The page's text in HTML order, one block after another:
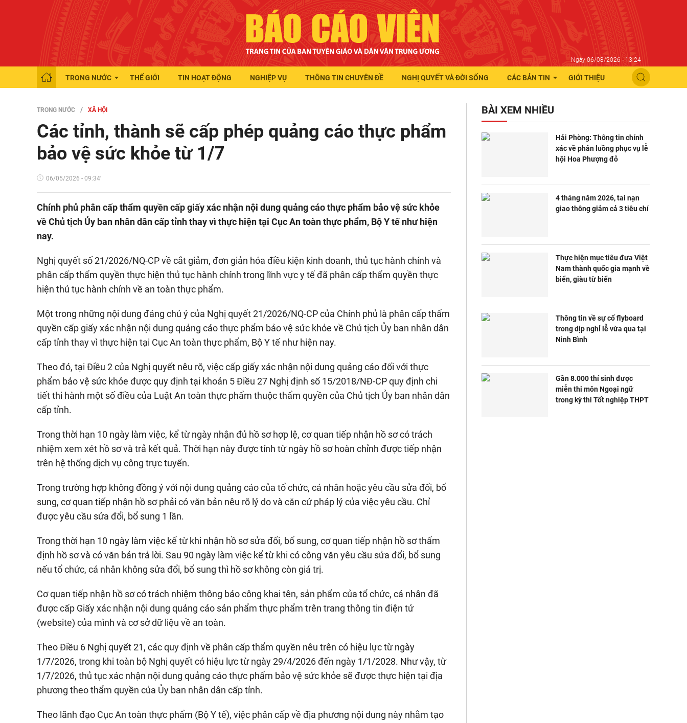
Ngày 06/08/2026 - 13:24
TRONG NƯỚC THẾ GIỚI TIN HOẠT ĐỘNG NGHIỆP VỤ THÔNG TIN CHUYÊN ĐỀ NGHỊ QUYẾT VÀ ĐỜI SỐNG CÁC BẢN TIN GIỚI THIỆU
TRONG NƯỚC XÃ HỘI
Các tỉnh, thành sẽ cấp phép quảng cáo thực phẩm
bảo vệ sức khỏe từ 1/7
06/05/2026 - 09:34'
Chính phủ phân cấp thẩm quyền cấp giấy xác nhận nội dung quảng cáo thực phẩm bảo vệ sức khỏe
về Chủ tịch Ủy ban nhân dân cấp tỉnh thay vì thực hiện tại Cục An toàn thực phẩm, Bộ Y tế như hiện
nay.
Nghị quyết số 21/2026/NQ-CP về cắt giảm, đơn giản hóa điều kiện kinh doanh, thủ tục hành chính và
phân cấp thẩm quyền thực hiện thủ tục hành chính trong lĩnh vực y tế đã phân cấp thẩm quyền thực
hiện thủ tục hành chính về an toàn thực phẩm.
Một trong những nội dung đáng chú ý của Nghị quyết 21/2026/NQ-CP của Chính phủ là phân cấp thẩm
quyền cấp giấy xác nhận nội dung quảng cáo thực phẩm bảo vệ sức khỏe về Chủ tịch Ủy ban nhân dân
cấp tỉnh thay vì thực hiện tại Cục An toàn thực phẩm, Bộ Y tế như hiện nay.
Theo đó, tại Điều 2 của Nghị quyết nêu rõ, việc cấp giấy xác nhận nội dung quảng cáo đối với thực
phẩm bảo vệ sức khỏe được quy định tại khoản 5 Điều 27 Nghị định số 15/2018/NĐ-CP quy định chi
tiết thi hành một số điều của Luật An toàn thực phẩm thuộc thẩm quyền của Chủ tịch Ủy ban nhân dân
cấp tỉnh.
Trong thời hạn 10 ngày làm việc, kể từ ngày nhận đủ hồ sơ hợp lệ, cơ quan tiếp nhận hồ sơ có trách
nhiệm xem xét hồ sơ và trả kết quả. Thời hạn này được tính từ ngày hồ sơ hoàn chỉnh được tiếp nhận
trên hệ thống dịch vụ công trực tuyến.
Trong trường hợp không đồng ý với nội dung quảng cáo của tổ chức, cá nhân hoặc yêu cầu sửa đổi, bổ
sung, cơ quan tiếp nhận hồ sơ phải có văn bản nêu rõ lý do và căn cứ pháp lý của việc yêu cầu. Chỉ
được yêu cầu sửa đổi, bổ sung 1 lần.
Trong thời hạn 10 ngày làm việc kể từ khi nhận hồ sơ sửa đổi, bổ sung, cơ quan tiếp nhận hồ sơ thẩm
định hồ sơ và có văn bản trả lời. Sau 90 ngày làm việc kể từ khi có công văn yêu cầu sửa đổi, bổ sung
nếu tổ chức, cá nhân không sửa đổi, bổ sung thì hồ sơ không còn giá trị.
Cơ quan tiếp nhận hồ sơ có trách nhiệm thông báo công khai tên, sản phẩm của tổ chức, cá nhân đã
được cấp Giấy xác nhận nội dung quảng cáo sản phẩm thực phẩm trên trang thông tin điện tử
(website) của mình và cơ sở dữ liệu về an toàn.
Theo Điều 6 Nghị quyết 21, các quy định về phân cấp thẩm quyền nêu trên có hiệu lực từ ngày
1/7/2026, trong khi toàn bộ Nghị quyết có hiệu lực từ ngày 29/4/2026 đến ngày 1/1/2028. Như vậy, từ
1/7/2026, thủ tục xác nhận nội dung quảng cáo thực phẩm bảo vệ sức khỏe sẽ được thực hiện tại địa
phương theo thẩm quyền của Ủy ban nhân dân cấp tỉnh.
Theo lãnh đạo Cục An toàn thực phẩm (Bộ Y tế), việc phân cấp về địa phương nội dung này nhằm tạo
BÀI XEM NHIỀU
Hải Phòng: Thông tin chính
xác về phân luồng phục vụ lễ
hội Hoa Phượng đỏ
4 tháng năm 2026, tai nạn
giao thông giảm cả 3 tiêu chí
Thực hiện mục tiêu đưa Việt
Nam thành quốc gia mạnh về
biển, giàu từ biển
Thông tin về sự cố flyboard
trong dịp nghỉ lễ vừa qua tại
Ninh Bình
Gần 8.000 thí sinh được
miễn thi môn Ngoại ngữ
trong kỳ thi Tốt nghiệp THPT